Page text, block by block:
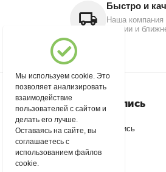
Быстро и
Наша компания
России и
Моя учетная запись
Войти
Создать учетную запись
Мы используем cookie. Это
позволяет анализировать
взаимодействие
пользователей с сайтом и
делать его лучше.
Оставаясь на сайте, вы
соглашаетесь с
использованием файлов
cookie.